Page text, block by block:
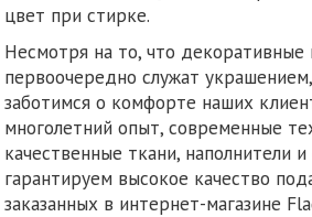
цвет при стирке.
Несмотря на то, что
первоочередно служат
заботимся о комфорте наших
многолетний опыт, современные
качественные ткани, наполнители
гарантируем высокое качество
заказанных в интернет-магазине